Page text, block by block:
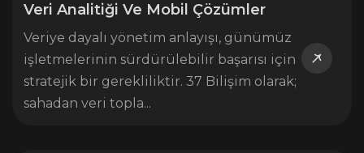
Veri Analitiği Ve Mobil Çözümler
Veriye dayalı yönetim anlayışı, günümüz
işletmelerinin sürdürülebilir başarısı için
stratejik bir gerekliliktir. 37 Bilişim olarak;
sahadan veri topla...